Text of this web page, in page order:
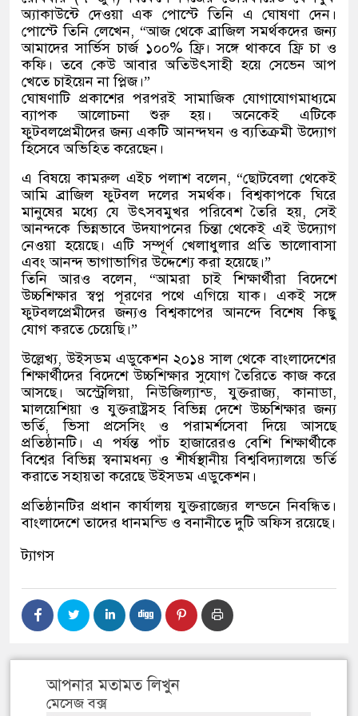
অ্যাকাউন্টে দেওয়া এক পোস্টে তিনি এ ঘোষণা দেন।
পোস্টে তিনি লেখেন, “আজ থেকে ব্রাজিল সমর্থকদের জন্য
আমাদের সার্ভিস চার্জ ১০০% ফ্রি। সঙ্গে থাকবে ফ্রি চা ও
কফি। তবে কেউ আবার অতিউৎসাহী হয়ে সেভেন আপ
খেতে চাইয়েন না প্লিজ।”
ঘোষণাটি প্রকাশের পরপরই সামাজিক যোগাযোগমাধ্যমে
ব্যাপক আলোচনা শুরু হয়। অনেকেই এটিকে
ফুটবলপ্রেমীদের জন্য একটি আনন্দঘন ও ব্যতিক্রমী উদ্যোগ
হিসেবে অভিহিত করেছেন।
এ বিষয়ে কামরুল এইচ পলাশ বলেন, “ছোটবেলা থেকেই
আমি ব্রাজিল ফুটবল দলের সমর্থক। বিশ্বকাপকে ঘিরে
মানুষের মধ্যে যে উৎসবমুখর পরিবেশ তৈরি হয়, সেই
আনন্দকে ভিন্নভাবে উদযাপনের চিন্তা থেকেই এই উদ্যোগ
নেওয়া হয়েছে। এটি সম্পূর্ণ খেলাধুলার প্রতি ভালোবাসা
এবং আনন্দ ভাগাভাগির উদ্দেশ্যে করা হয়েছে।”
তিনি আরও বলেন, “আমরা চাই শিক্ষার্থীরা বিদেশে
উচ্চশিক্ষার স্বপ্ন পূরণের পথে এগিয়ে যাক। একই সঙ্গে
ফুটবলপ্রেমীদের জন্যও বিশ্বকাপের আনন্দে বিশেষ কিছু
যোগ করতে চেয়েছি।”
উল্লেখ্য, উইসডম এডুকেশন ২০১৪ সাল থেকে বাংলাদেশের
শিক্ষার্থীদের বিদেশে উচ্চশিক্ষার সুযোগ তৈরিতে কাজ করে
আসছে। অস্ট্রেলিয়া, নিউজিল্যান্ড, যুক্তরাজ্য, কানাডা,
মালয়েশিয়া ও যুক্তরাষ্ট্রসহ বিভিন্ন দেশে উচ্চশিক্ষার জন্য
ভর্তি, ভিসা প্রসেসিং ও পরামর্শসেবা দিয়ে আসছে
প্রতিষ্ঠানটি। এ পর্যন্ত পাঁচ হাজারেরও বেশি শিক্ষার্থীকে
বিশ্বের বিভিন্ন স্বনামধন্য ও শীর্ষস্থানীয় বিশ্ববিদ্যালয়ে ভর্তি
করাতে সহায়তা করেছে উইসডম এডুকেশন।
প্রতিষ্ঠানটির প্রধান কার্যালয় যুক্তরাজ্যের লন্ডনে নিবন্ধিত।
বাংলাদেশে তাদের ধানমন্ডি ও বনানীতে দুটি অফিস রয়েছে।
ট্যাগস
আপনার মতামত লিখুন
মেসেজ বক্স